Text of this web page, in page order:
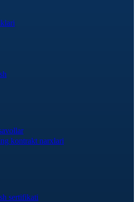
kontrakt narxlari
sertifikati